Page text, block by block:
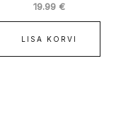
19.99€
LISA KORVI